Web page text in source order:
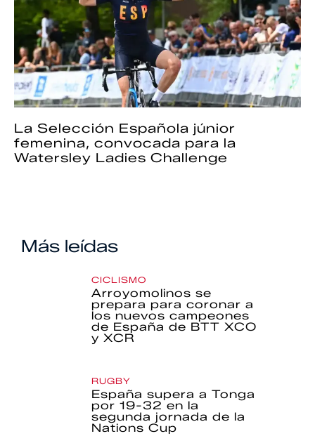
La Selección Española júnior
femenina, convocada para la
Watersley Ladies Challenge
Más leídas
CICLISMO
Arroyomolinos se
prepara para coronar a
los nuevos campeones
de España de BTT XCO
y XCR
RUGBY
España supera a Tonga
por 19-32 en la
segunda jornada de la
Nations Cup